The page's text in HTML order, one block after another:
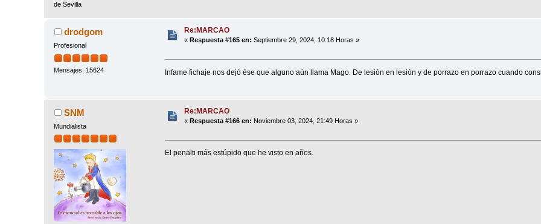
de Sevilla
drodgom
Profesional
Mensajes: 15624
Re:MARCAO
« Respuesta #165 en: Septiembre 29, 2024, 10:18 Horas »
Infame fichaje nos dejó ése que alguno aún llama Mago. De lesión en lesión y de porrazo en porrazo cuando
SNM
Mundialista
Re:MARCAO
«Respuesta #166 en: Noviembre 03, 2024, 21:49 Horas »
El penalti más estúpido que he visto en años.